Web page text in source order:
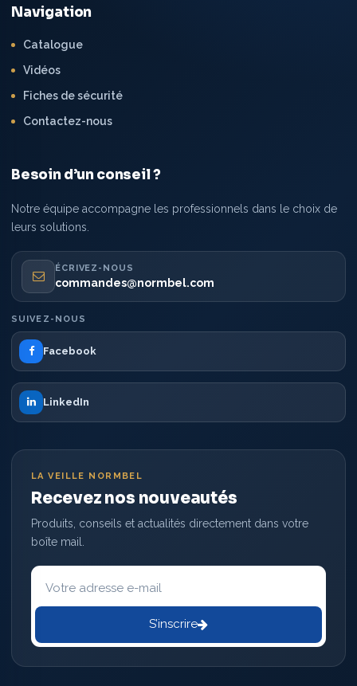
Navigation
Catalogue
Vidéos
Fiches de sécurité
Contactez-nous
Besoin d’un conseil ?
Notre équipe accompagne les professionnels dans le choix de
leurs solutions.
ÉCRIVEZ-NOUS
commandes@normbel.com
SUIVEZ-NOUS
Facebook
LinkedIn
LA VEILLE NORMBEL
Recevez nos nouveautés
Produits, conseils et actualités directement dans votre
boîte mail.
Votre
adresse
S’inscrire